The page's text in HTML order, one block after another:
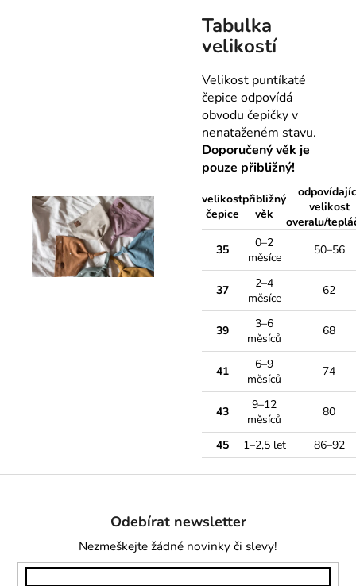
Tabulka
velikostí
Velikost puntíkaté
čepice odpovídá
obvodu čepičky v
nenataženém stavu.
Doporučený věk je
pouze přibližný!
velikost
čepice
přibližný
věk
velikost
overalu/
35
0–2
měsíce
50–56
37
2–4
měsíce
62
39
3–6
měsíců
68
41
6–9
měsíců
74
43
9–12
měsíců
80
45 1–2,5 let 86–92
Odebírat newsletter
Nezmeškejte žádné novinky či slevy!